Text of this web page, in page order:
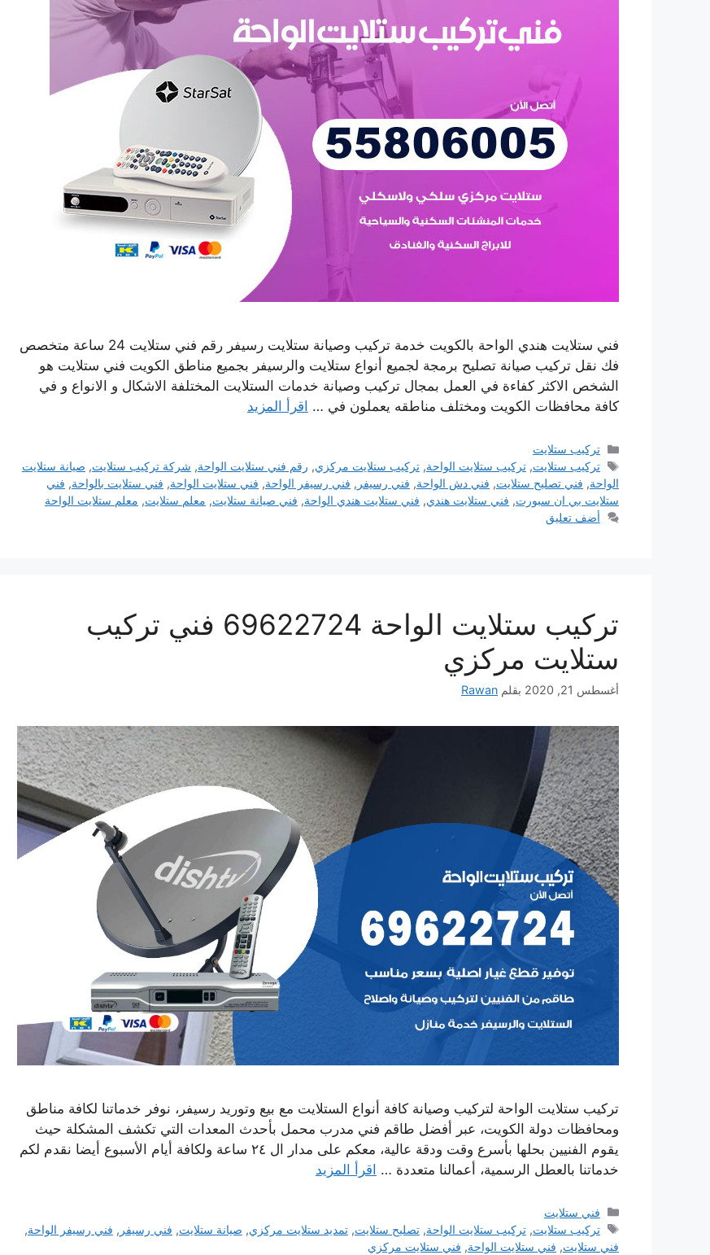
فني ستلايت هندي الواحة بالكويت خدمة تركيب وصيانة ستلايت رسيفر رقم فني ستلايت 24 ساعة متخصص
فك نقل تركيب صيانة تصليح برمجة لجميع أنواع ستلايت والرسيفر بجميع مناطق الكويت فني ستلايت هو
الشخص الاكثر كفاءة في العمل بمجال تركيب وصيانة خدمات الستلايت المختلفة الاشكال و الانواع و في
كافة محافظات الكويت ومختلف مناطقه يعملون في … اقرأ المزيد
التصنيفات
تركيب ستلايت
الوسوم
تركيب ستلايت,تركيب ستلايت الواحة,تركيب ستلايت مركزي, رقم فني ستلايت الواحة, شركة تركيب ستلايت, صيانة ستلايت
الواحة, فني تصليح ستلايت, فني دش الواحة, فني رسيفر , فني رسيفر الواحة, فني ستلايت الواحة, فني ستلايت بالواحة, فني
ستلايت بي ان سبورت, فني ستلايت هندي, فني ستلايت هندي الواحة, فني صيانة ستلايت, معلم ستلايت, معلم ستلايت الواحة
أضف تعليق
تركيب ستلايت الواحة 69622724 فني تركيب
ستلايت مركزي
أغسطس 21, 2020 بقلم Rawan
تركيب ستلايت الواحة لتركيب وصيانة كافة أنواع الستلايت مع بيع وتوريد رسيفر، نوفر خدماتنا لكافة مناطق
ومحافظات دولة الكويت، عبر أفضل طاقم فني مدرب محمل بأحدث المعدات التي تكشف المشكلة حيث
يقوم الفنيين بحلها بأسرع وقت ودقة عالية، معكم على مدار ال ٢٤ ساعة ولكافة أيام الأسبوع أيضا نقدم لكم
خدماتنا بالعطل الرسمية، أعمالنا متعددة … اقرأ المزيد
التصنيفات
فني ستلايت
الوسوم
تركيب ستلايت,تركيب ستلايت الواحة,تصليح ستلايت,تمديد ستلايت مركزي, صيانة ستلايت, فني رسيفر , فني رسيفر الواحة,
فني ستلايت, فني ستلايت الواحة, فني ستلايت مركزي